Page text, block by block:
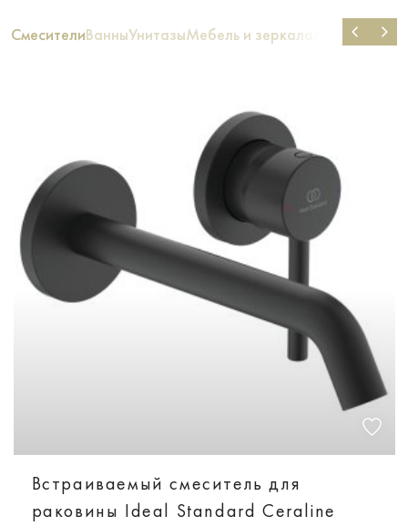
СмесителиВанныУнитазыМебель и зеркала Аксессуары
Встраиваемый смеситель для
раковины Ideal Standard Ceraline